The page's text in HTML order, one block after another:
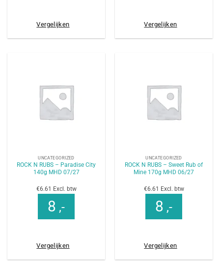
Vergelijken Vergelijken
UNCATEGORIZED
ROCK N RUBS – Paradise City
140g MHD 07/27
€6.61 Excl. btw
8 ,-
Vergelijken
UNCATEGORIZED
ROCK N RUBS – Sweet Rub of
Mine 170g MHD 06/27
€6.61 Excl. btw
8 ,-
Vergelijken